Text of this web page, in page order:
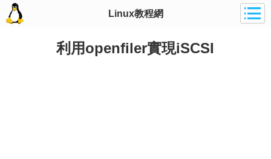
Linux教程網
利用openfiler實現iSCSI